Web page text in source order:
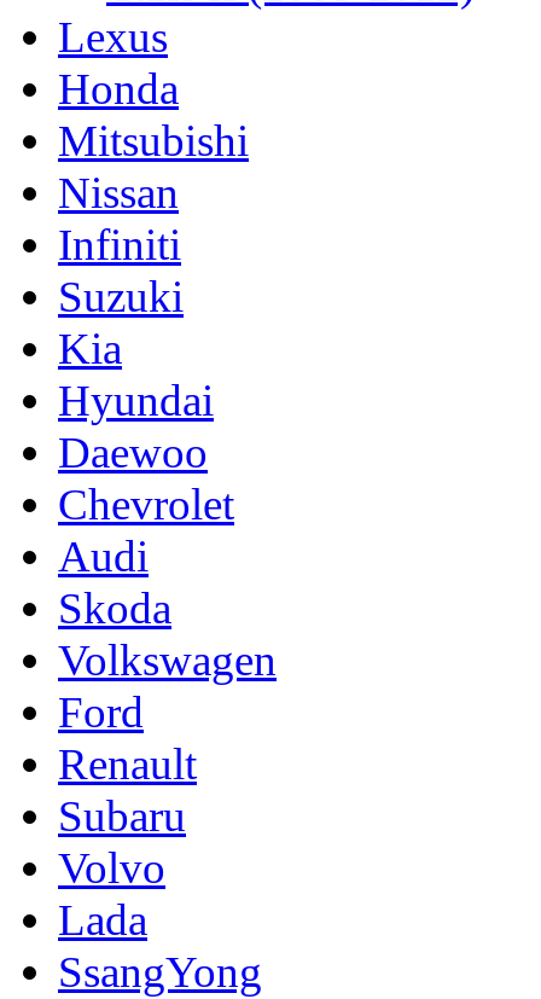
Lexus
Honda
Mitsubishi
Nissan
Infiniti
Suzuki
Kia
Hyundai
Daewoo
Chevrolet
Audi
Skoda
Volkswagen
Ford
Renault
Subaru
Volvo
Lada
SsangYong